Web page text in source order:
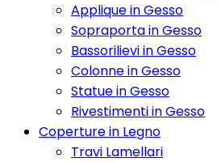
Applique in Gesso
Sopraporta in Gesso
Bassorilievi in Gesso
Colonne in Gesso
Statue in Gesso
Rivestimenti in Gesso
Coperture in Legno
Travi Lamellari